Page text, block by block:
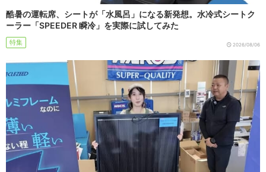
酷暑の運転席、シートが「水風呂」になる新発想。水冷式シートク
ーラー「SPEEDER 瞬冷」を実際に試してみた
特集 2026/08/06